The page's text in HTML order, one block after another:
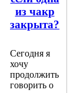
из чакр
закрыта?
Сегодня я
хочу
продолжить
говорить о